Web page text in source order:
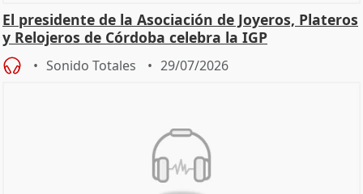
El presidente de la Asociación de Joyeros, Plateros
y Relojeros de Córdoba celebra la IGP
Sonido Totales 29/07/2026